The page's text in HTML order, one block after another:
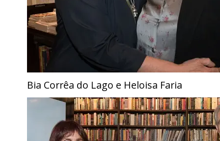
Bia Corrêa do Lago e Heloisa Faria